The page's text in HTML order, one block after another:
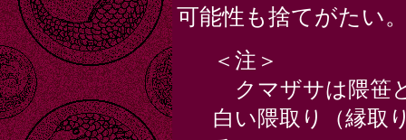
可能性も捨てがたい
＜注＞
クマザサは隈笹
白い隈取り（縁取